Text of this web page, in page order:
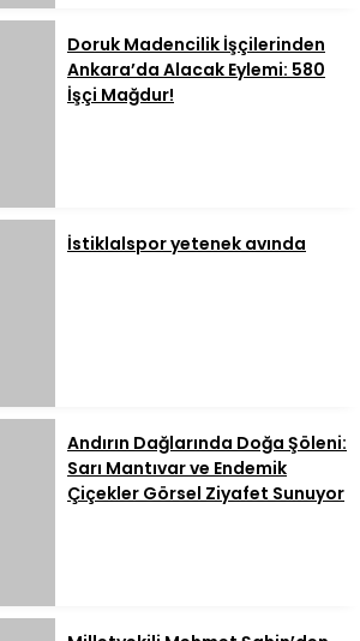
Doruk Madencilik İşçilerinden
Ankara’da Alacak Eylemi: 580
İşçi Mağdur!
İstiklalspor yetenek avında
Andırın Dağlarında Doğa Şöleni:
Sarı Mantıvar ve Endemik
Çiçekler Görsel Ziyafet Sunuyor